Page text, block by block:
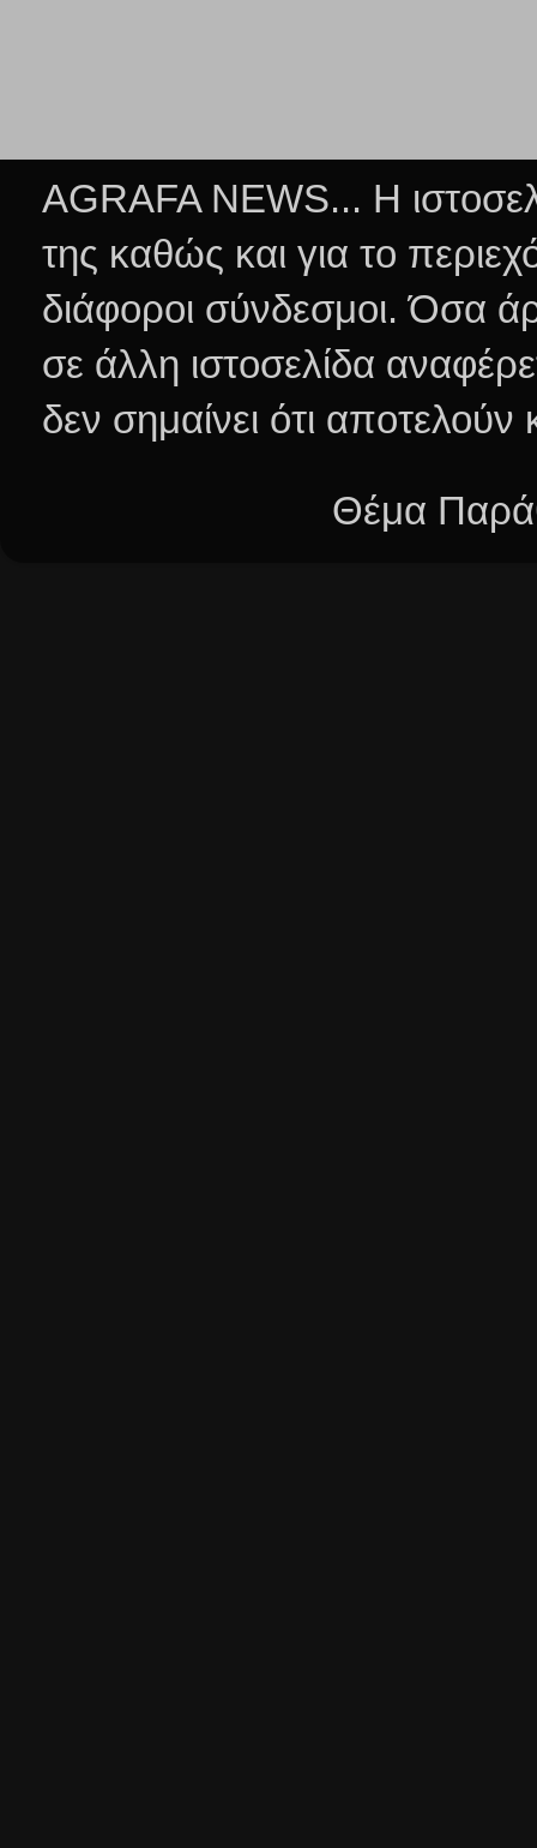
AGRAFA NEWS... Η
της καθώς και για το
διάφοροι σύνδεσμοι.Όσα
σε άλλη ιστοσελίδα
δεν σημαίνει ότι
Θέμα